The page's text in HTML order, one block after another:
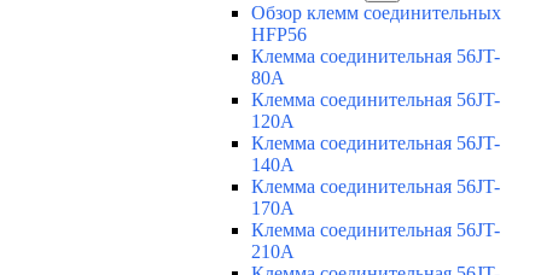
Обзор клемм соединительных
HFP56
Клемма соединительная 56JT-
80A
Клемма соединительная 56JT-
120A
Клемма соединительная 56JT-
140A
Клемма соединительная 56JT-
170A
Клемма соединительная 56JT-
210A